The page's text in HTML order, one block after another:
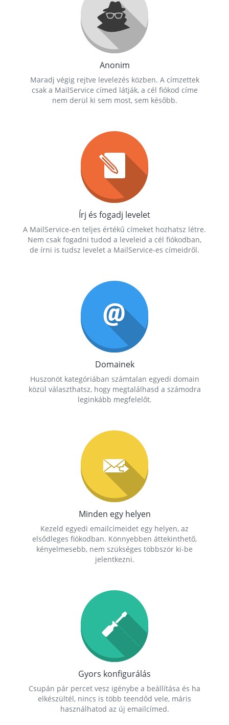
Anonim
Maradj végig rejtve levelezés közben. A címzettek
csak a MailService címed látják, a cél fiókod címe
nem derül ki sem most, sem később.
Írj és fogadj levelet
A MailService-en teljes értékű címeket hozhatsz létre.
Nem csak fogadni tudod a leveleid a cél fiókodban,
de írni is tudsz levelet a MailService-es címeidről.
Domainek
Huszonöt kategóriában számtalan egyedi domain
közül választhatsz, hogy megtalálhasd a számodra
leginkább megfelelőt.
Minden egy helyen
Kezeld egyedi emailcímeidet egy helyen, az
elsődleges fiókodban. Könnyebben áttekinthető,
kényelmesebb, nem szükséges többször ki-be
jelentkezni.
Gyors konfigurálás
Csupán pár percet vesz igénybe a beállítása és ha
elkészültél, nincs is több teendőd vele, máris
használhatod az új emailcímed.